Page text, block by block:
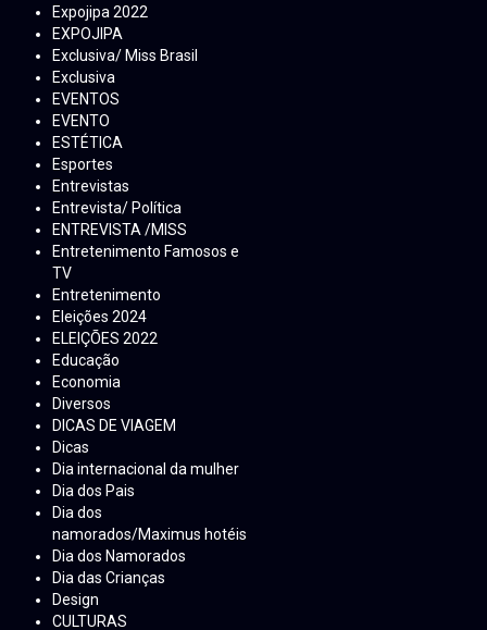
Expojipa 2022
EXPOJIPA
Exclusiva/ Miss Brasil
Exclusiva
EVENTOS
EVENTO
ESTÉTICA
Esportes
Entrevistas
Entrevista/ Política
ENTREVISTA /MISS
Entretenimento Famosos e
TV
Entretenimento
Eleições 2024
ELEIÇÕES 2022
Educação
Economia
Diversos
DICAS DE VIAGEM
Dicas
Dia internacional da mulher
Dia dos Pais
Dia dos
namorados/Maximus hotéis
Dia dos Namorados
Dia das Crianças
Design
CULTURAS